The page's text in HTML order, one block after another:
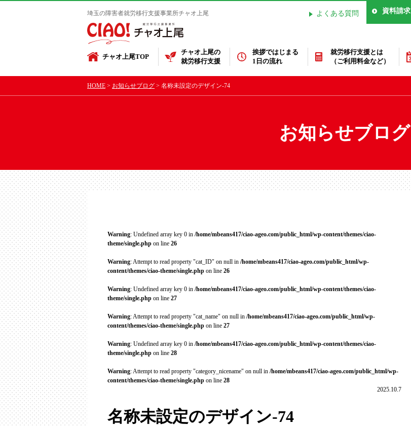
埼玉の障害者就労移行支援事業所チャオ上尾 よくある質問 資料請求
チャオ上尾TOP
チャオ上尾の
就労移行支援
挨拶ではじまる
1日の流れ
就労移行支援とは
（ご利用料金など）
HOME お知らせブログ 名称未設定のデザイン-74
お知らせブログ
Warning: Undefined array key 0 in /home/mbeans417/ciao-ageo.com/public_html/wp-content/themes/ciao-
theme/single.php on line 26
Warning: Attempt to read property "cat_ID" on null in /home/mbeans417/ciao-ageo.com/public_html/wp-
content/themes/ciao-theme/single.php on line 26
Warning: Undefined array key 0 in /home/mbeans417/ciao-ageo.com/public_html/wp-content/themes/ciao-
theme/single.php on line 27
Warning: Attempt to read property "cat_name" on null in /home/mbeans417/ciao-ageo.com/public_html/wp-
content/themes/ciao-theme/single.php on line 27
Warning: Undefined array key 0 in /home/mbeans417/ciao-ageo.com/public_html/wp-content/themes/ciao-
theme/single.php on line 28
Warning: Attempt to read property "category_nicename" on null in /home/mbeans417/ciao-ageo.com/public_html/wp-
content/themes/ciao-theme/single.php on line 28
2025.10.7
名称未設定のデザイン-74